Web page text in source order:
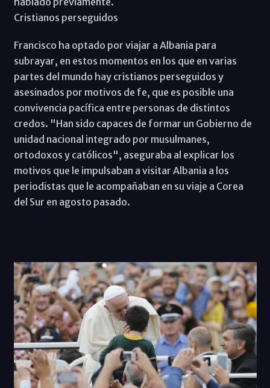
Cristianos perseguidos
Francisco ha optado por viajar a Albania para
subrayar, en estos momentos en los que en varias
partes del mundo hay cristianos perseguidos y
asesinados por motivos de fe, que es posible una
convivencia pacífica entre personas de distintos
credos. "Han sido capaces de formar un Gobierno de
unidad nacional integrado por musulmanes,
ortodoxos y católicos", aseguraba al explicar los
motivos que le impulsaban a visitar Albania a los
periodistas que le acompañaban en su viaje a Corea
del Sur en agosto pasado.